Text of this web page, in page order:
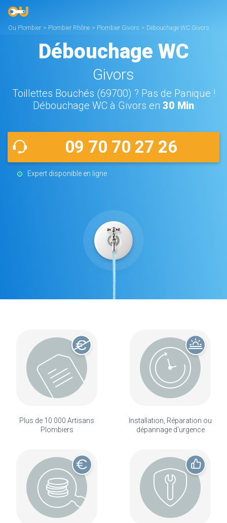
Ou Plombier > Plombier Rhône > Plombier Givors > Débouchage WC Givors
Débouchage WC
Givors
Toillettes Bouchés (69700) ? Pas de Panique !
Débouchage WC à Givors en 30 Min
09 70 70 27 26
Expert disponible en ligne
Plus de 10 000 Artisans
Plombiers
Installation, Réparation ou
dépannage d'urgence